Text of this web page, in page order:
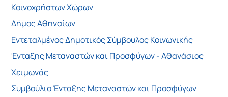
Κοινοχρήστων Χώρων
Δήμος Αθηναίων
Εντεταλμένος Δημοτικός Σύμβουλος Κοινωνικής
Ένταξης Μεταναστών και Προσφύγων - Αθανάσιος
Χειμωνάς
Συμβούλιο Ένταξης Μεταναστών και Προσφύγων